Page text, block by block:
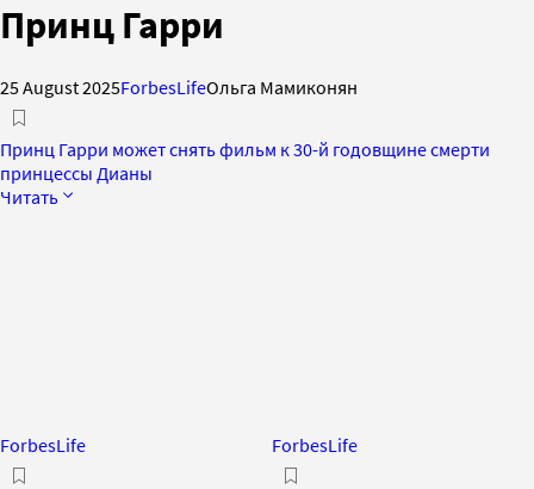
Принц Гарри
25 August 2025ForbesLifeОльга Мамиконян
Принц Гарри может снять фильм к 30-й годовщине смерти
принцессы Дианы
Читать
ForbesLife ForbesLife